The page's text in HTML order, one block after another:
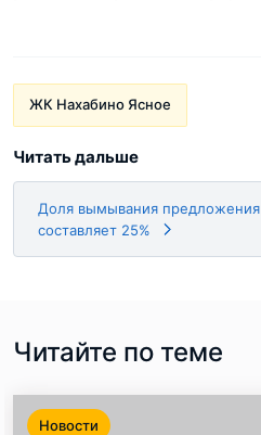
ЖК Нахабино Ясное
Читать дальше
Доля вымывания
составляет 25%
Читайте по теме
Новости